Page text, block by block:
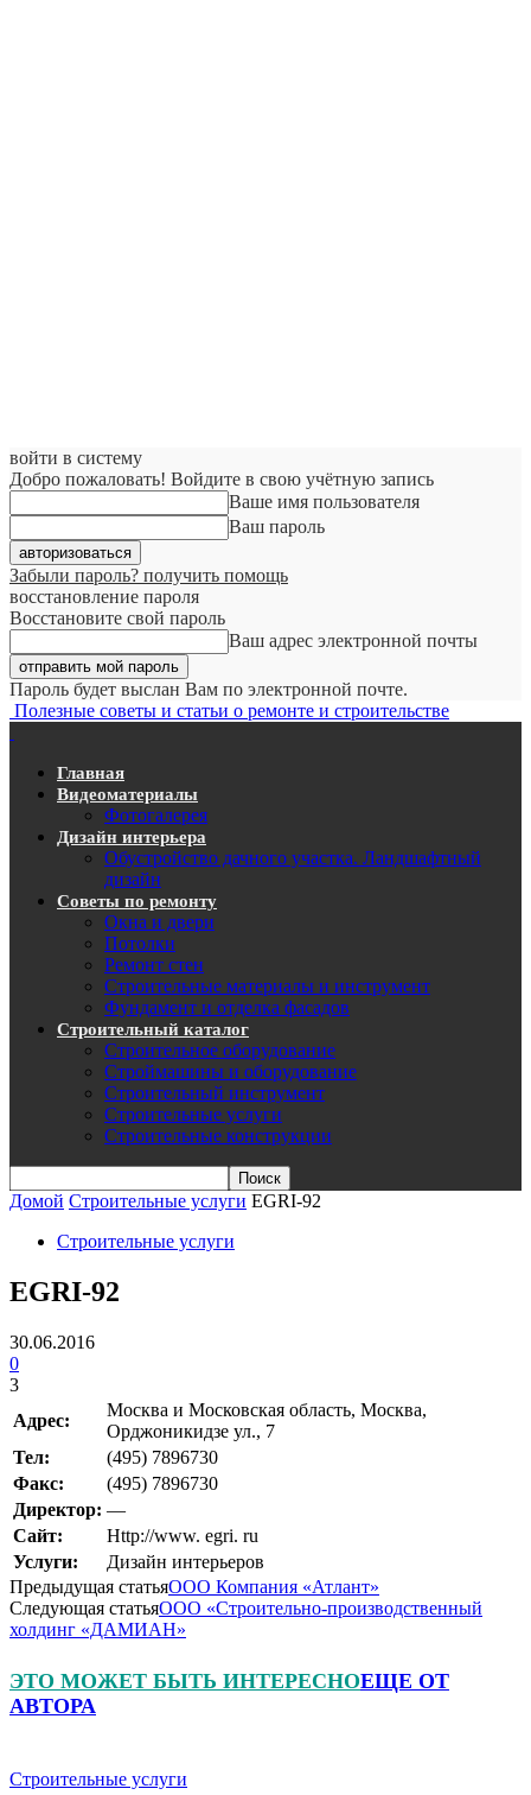
войти в систему
Добро пожаловать! Войдите в свою учётную запись
Ваше имя пользователя
Ваш пароль
Забыли пароль? получить помощь
восстановление пароля
Восстановите свой пароль
Ваш адрес электронной почты
Пароль будет выслан Вам по электронной почте.
Полезные советы и статьи о ремонте и строительстве
Главная
Видеоматериалы
Фотогалерея
Дизайн интерьера
Обустройство дачного участка. Ландшафтный
дизайн
Советы по ремонту
Окна и двери
Потолки
Ремонт стен
Строительные материалы и инструмент
Фундамент и отделка фасадов
Строительный каталог
Строительное оборудование
Строймашины и оборудование
Строительный инструмент
Строительные услуги
Строительные конструкции
Домой Строительные услуги EGRI-92
Строительные услуги
EGRI-92
30.06.2016
0
3
Адрес:
Москва и Московская область, Москва,
Орджоникидзе ул., 7
Teл:
(495) 7896730
Факс:
(495) 7896730
Директор: —
Сайт:
Http://www. egri. ru
Услуги:
Дизайн интерьеров
Предыдущая статьяООО Компания «Атлант»
Следующая статьяООО «Строительно-производственный
холдинг «ДАМИАН»
ЭТО МОЖЕТ БЫТЬ ИНТЕРЕСНОЕЩЕ ОТ
АВТОРА
Строительные услуги